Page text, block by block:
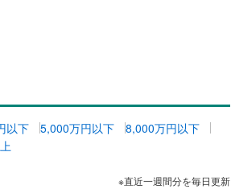
以下 5,000万円以下
8,000万円以下
※直近一週間分を毎日更新